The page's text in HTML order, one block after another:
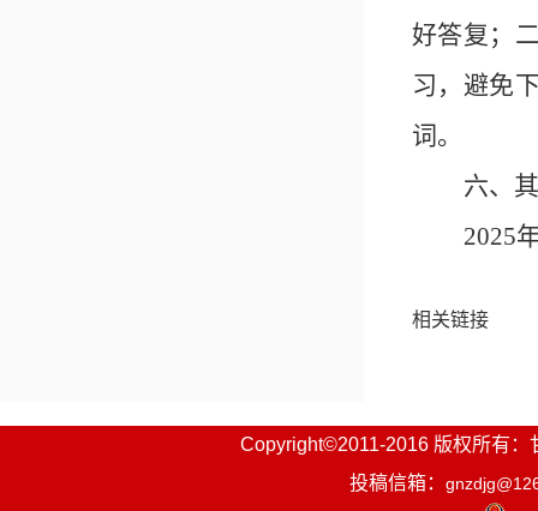
好答复；
习，避免
词。
六、
2025
相关链接
Copyright©2011-2016 版权所有：
投稿信箱：